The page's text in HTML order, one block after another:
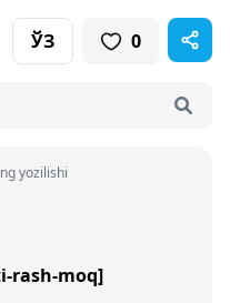
ЎЗ 0
yozilishi
rash-moq]